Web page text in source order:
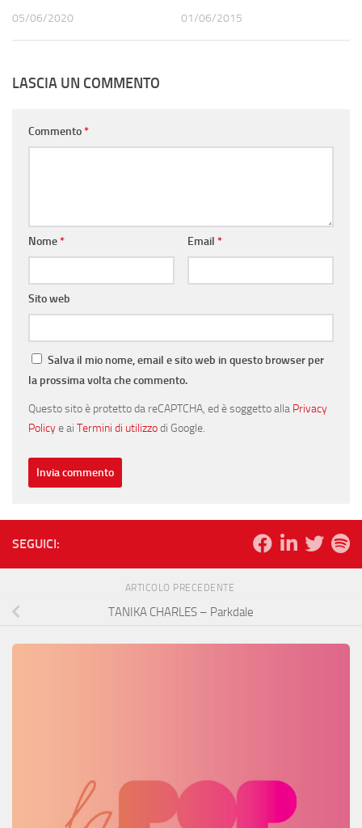
05/06/2020 01/06/2015
LASCIA UN COMMENTO
Commento*
Nome* Email *
Sito web
Salva il mio nome, email e sito web in questo browser per
la prossima volta che commento.
Questo sito è protetto da reCAPTCHA, ed è soggetto alla Privacy
Policye ai Termini di utilizzodi Google.
SEGUICI:
ARTICOLO PRECEDENTE
TANIKA CHARLES – Parkdale